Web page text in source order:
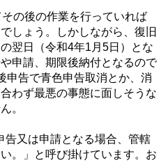
の後の作業を行っていれば
しょう。しかしながら、復旧
翌日（令和4年1 月 5日）とな
申請、期限後納付となるので
申告で青色申告取消とか、消
わず最悪の事態に面しそうな
。
告又は申請となる場合、管轄
。」と呼び掛けています。お